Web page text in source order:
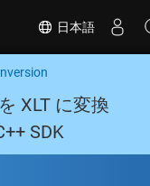
日本語
XLT に変換
SDK